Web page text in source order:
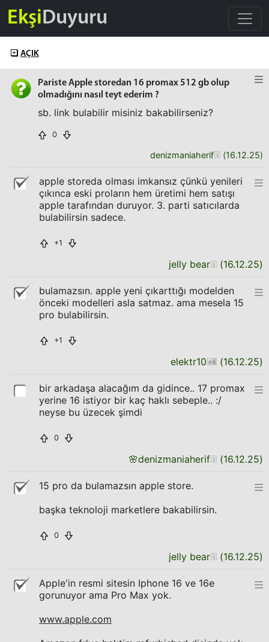
EkşiDuyuru
AÇIK
Pariste Apple storedan 16 promax 512 gb olup
olmadığını nasıl teyt ederim ?
sb. link bulabilir misiniz bakabilirseniz?
0
denizmaniaherif (16.12.25)
apple storeda olması imkansız çünkü yenileri
çıkınca eski proların hem üretimi hem satışı
apple tarafından duruyor. 3. parti satıcılarda
bulabilirsin sadece.
+1
jelly bear (16.12.25)
bulamazsın. apple yeni çıkarttığı modelden
önceki modelleri asla satmaz. ama mesela 15
pro bulabilirsin.
+1
elektr10 (16.12.25)
bir arkadaşa alacağım da gidince.. 17 promax
yerine 16 istiyor bir kaç haklı sebeple.. :/
neyse bu üzecek şimdi
0
🌸denizmaniaherif (16.12.25)
15 pro da bulamazsın apple store.
başka teknoloji marketlere bakabilirsin.
0
jelly bear (16.12.25)
Apple'in resmi sitesin Iphone 16 ve 16e
gorunuyor ama Pro Max yok.
www.apple.com